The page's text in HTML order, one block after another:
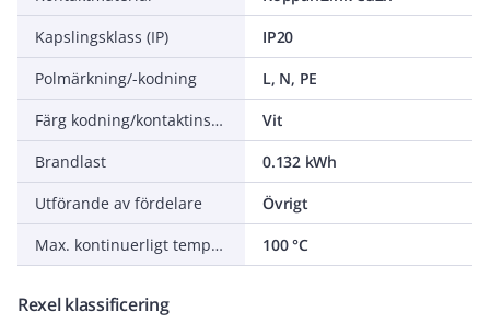
Kapslingsklass (IP)
IP20
Polmärkning/-kodning
L, N, PE
Färg kodning/kontaktinsats
Vit
Brandlast
0.132 kWh
Utförande av fördelare
Övrigt
Max. kontinuerligt temperaturmotstånd kontaktdel
100 °C
Rexel klassificering